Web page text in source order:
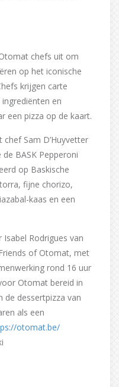
chefs uit om
op het iconische
krijgen carte
en
een pizza op de kaart.
Sam D’Huyvetter
BASK Pepperoni
op Baskische
fijne chorizo,
kaas en een
Rodrigues van
of Otomat, met
rond 16 uur
Otomat bereid in
de dessertpizza van
als een
otomat.be/